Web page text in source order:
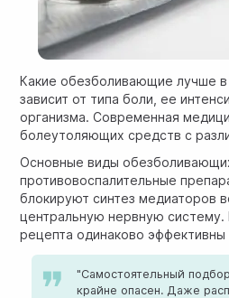
Какие обезболивающие лучше
зависит от типа боли, ее
организма. Современная
болеутоляющих средств с
Основные виды
противовоспалительные
блокируют синтез медиаторов
центральную нервную
рецепта одинаково эффективны
"Самостоятельный
крайне опасен. Даже